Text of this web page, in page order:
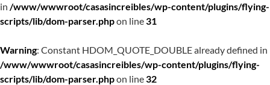
in /www/wwwroot/casasincreibles/wp-content/plugins/flying-
scripts/lib/dom-parser.phpon line31
Warning: Constant HDOM_QUOTE_DOUBLE already defined in
/www/wwwroot/casasincreibles/wp-content/plugins/flying-
scripts/lib/dom-parser.phpon line32